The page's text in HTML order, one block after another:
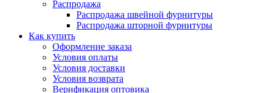
Распродажа
Распродажа швейной фурнитуры
Распродажа шторной фурнитуры
Как купить
Оформление заказа
Условия оплаты
Условия доставки
Условия возврата
Верификация оптовика